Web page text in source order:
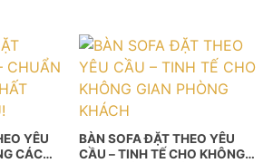
YÊU
CÁCH,
BÀN SOFA ĐẶT THEO YÊU
CẦU – TINH TẾ CHO KHÔNG